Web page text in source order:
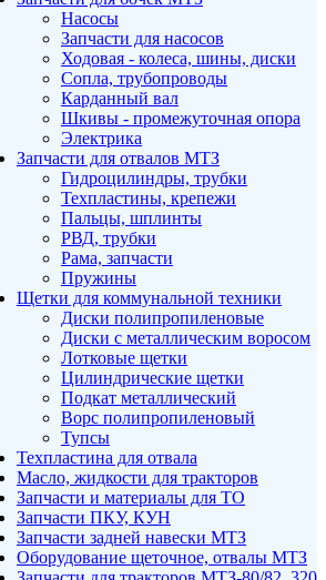
Насосы
Запчасти для насосов
Ходовая - колеса, шины, диски
Сопла, трубопроводы
Карданный вал
Шкивы - промежуточная опора
Электрика
Запчасти для отвалов МТЗ
Гидроцилиндры, трубки
Техпластины, крепежи
Пальцы, шплинты
РВД, трубки
Рама, запчасти
Пружины
Щетки для коммунальной техники
Диски полипропиленовые
Диски с металлическим воросом
Лотковые щетки
Цилиндрические щетки
Подкат металлический
Ворс полипропиленовый
Тупсы
Техпластина для отвала
Масло, жидкости для тракторов
Запчасти и материалы для ТО
Запчасти ПКУ, КУН
Запчасти задней навески МТЗ
Оборудование щеточное, отвалы МТЗ